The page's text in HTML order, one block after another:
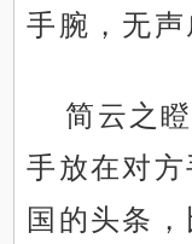
手腕，无声
简云之
手放在对
国的头条